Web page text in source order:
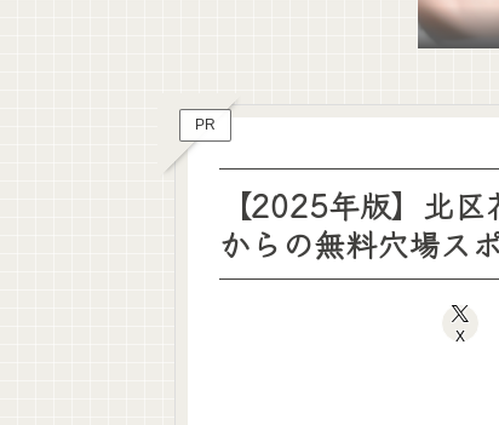
PR
【2025年版】北
からの無料穴場ス
X